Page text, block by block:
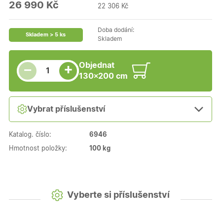
26 990 Kč 22 306 Kč
Skladem > 5 ks
Doba dodání:
Skladem
−
Snížit množství
Počet kusů +
Zvýšit množství
Objednat
130×200 cm
Vybrat příslušenství
Katalog. číslo: 6946
Hmotnost položky: 100 kg
Vyberte si příslušenství